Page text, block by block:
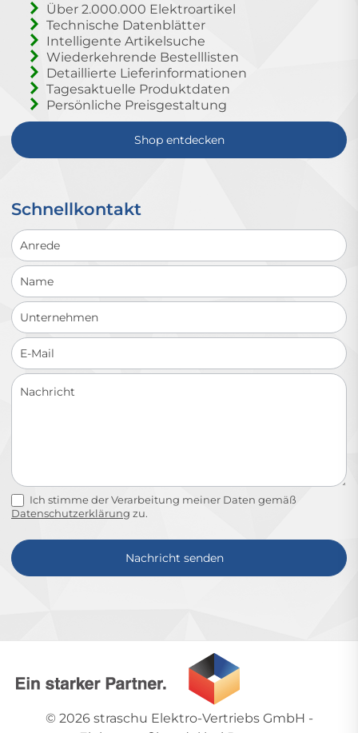
Über 2.000.000 Elektroartikel
Technische Datenblätter
Intelligente Artikelsuche
Wiederkehrende Bestelllisten
Detaillierte Lieferinformationen
Tagesaktuelle Produktdaten
Persönliche Preisgestaltung
Shop entdecken
Schnellkontakt
Schnellkontakt
Ich stimme der Verarbeitung meiner Daten gemäß
Datenschutzerklärung zu.
Nachricht senden
© 2026 straschu Elektro-Vertriebs GmbH -